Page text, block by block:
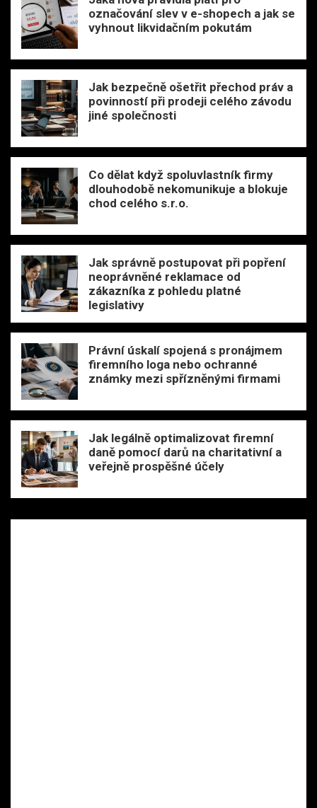
označování slev v e-shopech a jak se
vyhnout likvidačním pokutám
Jak bezpečně ošetřit přechod práv a
povinností při prodeji celého závodu
jiné společnosti
Co dělat když spoluvlastník firmy
dlouhodobě nekomunikuje a blokuje
chod celého s.r.o.
Jak správně postupovat při popření
neoprávněné reklamace od
zákazníka z pohledu platné
legislativy
Právní úskalí spojená s pronájmem
firemního loga nebo ochranné
známky mezi spřízněnými firmami
Jak legálně optimalizovat firemní
daně pomocí darů na charitativní a
veřejně prospěšné účely